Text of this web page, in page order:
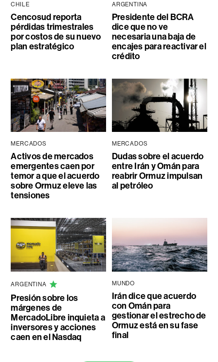
CHILE
Cencosud reporta
pérdidas trimestrales
por costos de su nuevo
plan estratégico
ARGENTINA
Presidente del BCRA
dice que no ve
necesaria una baja de
encajes para reactivar el
crédito
MERCADOS
Activos de mercados
emergentes caen por
temor a que el acuerdo
sobre Ormuz eleve las
tensiones
MERCADOS
Dudas sobre el acuerdo
entre Irán y Omán para
reabrir Ormuz impulsan
al petróleo
ARGENTINA
Presión sobre los
márgenes de
MercadoLibre inquieta a
inversores y acciones
caen en el Nasdaq
MUNDO
Irán dice que acuerdo
con Omán para
gestionar el estrecho de
Ormuz está en su fase
final